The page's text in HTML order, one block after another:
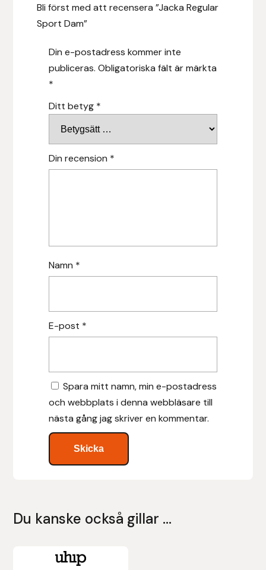
Bli först med att recensera ”Jacka Regular
Sport Dam”
Din e-postadress kommer inte
publiceras. Obligatoriska fält är märkta
*
Ditt betyg *
Din recension *
Namn *
E-post *
Spara mitt namn, min e-postadress
och webbplats i denna webbläsare till
nästa gång jag skriver en kommentar.
Du kanske också gillar …
Professional’s Choice
Protector
Redback
Safehorse of Sweden
Sonnenreiter
Stina Helmersson Bokförlag
Tidningen Ridsport Island
Tunahaken